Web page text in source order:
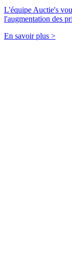
L'équipe Auctie's
l'augmentation des
En savoir plus >